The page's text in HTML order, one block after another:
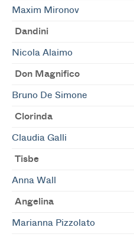
Maxim Mironov
Dandini
Nicola Alaimo
Don Magnifico
Bruno De Simone
Clorinda
Claudia Galli
Tisbe
Anna Wall
Angelina
Marianna Pizzolato